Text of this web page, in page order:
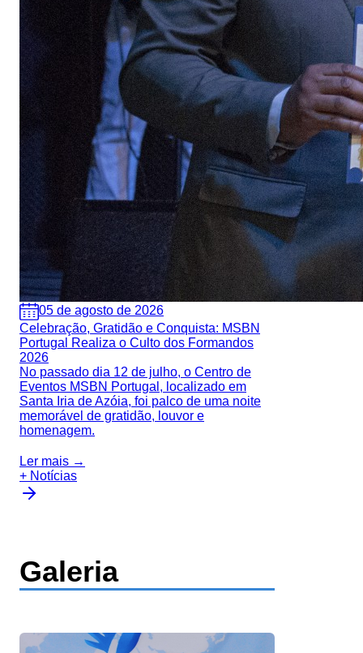
05 de agosto de 2026
Celebração, Gratidão e Conquista: MSBN
Portugal Realiza o Culto dos Formandos
2026
No passado dia 12 de julho, o Centro de
Eventos MSBN Portugal, localizado em
Santa Iria de Azóia, foi palco de uma noite
memorável de gratidão, louvor e
homenagem.
Ler mais →
+ Notícias
Galeria